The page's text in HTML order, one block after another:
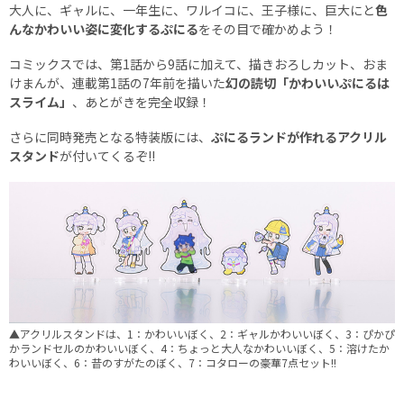
大人に、ギャルに、一年生に、ワルイコに、王子様に、巨大にと色
んなかわいい姿に変化するぷにるをその目で確かめよう！
コミックスでは、第1話から9話に加えて、描きおろしカット、おま
けまんが、連載第1話の7年前を描いた幻の読切「かわいいぷにるは
スライム」 、あとがきを完全収録！
さらに同時発売となる特装版には、 ぷにるランドが作れるアクリル
スタンドが付いてくるぞ!!
▲アクリルスタンドは、1：かわいいぼく、2：ギャルかわいいぼく、3：ぴかぴ
かランドセルのかわいいぼく、4：ちょっと大人なかわいいぼく、5：溶けたか
わいいぼく、6：昔のすがたのぼく、7：コタローの豪華7点セット!!